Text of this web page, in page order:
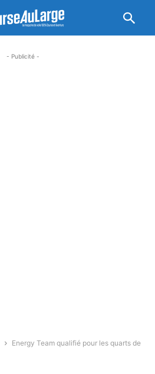
- Publicité -
Energy Team qualifié pour les quarts de